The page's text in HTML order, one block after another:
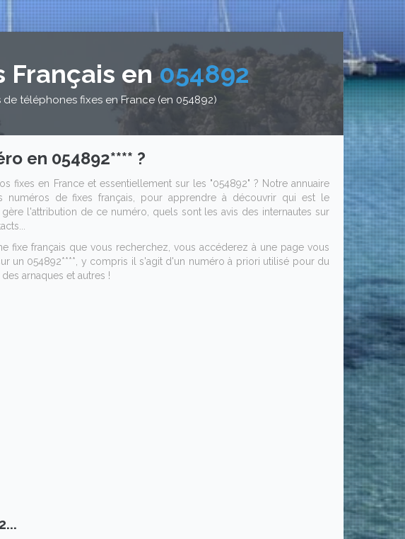
Français en 054892
téléphones fixes en France (en 054892)
en 054892**** ?
fixes en France et essentiellement sur les "054892" ? Notre annuaire
de fixes français, pour apprendre à découvrir qui est le
l'attribution de ce numéro, quels sont les avis des internautes sur
fixe français que vous recherchez, vous accéderez à une page vous
un 054892****, y compris il s'agit d'un numéro à priori utilisé pour du
arnaques et autres !